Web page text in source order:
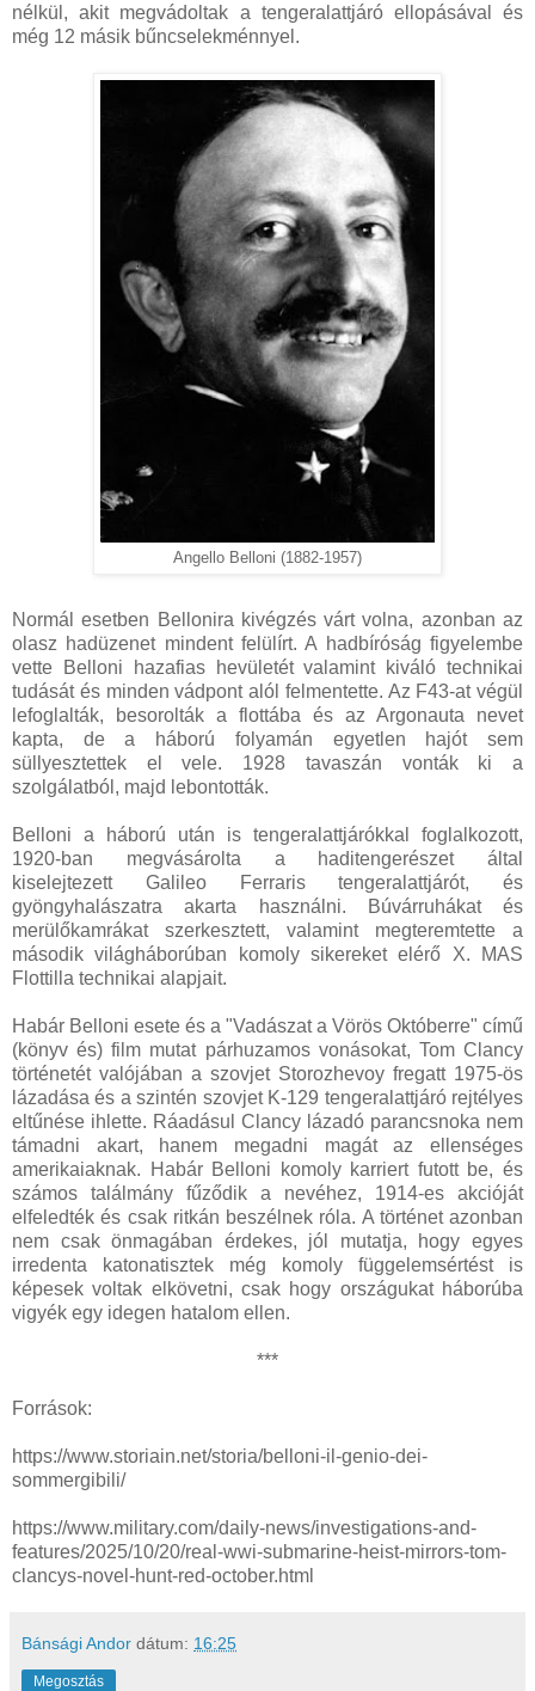
nélkül, akit megvádoltak a tengeralattjáró ellopásával és
még 12 másik bűncselekménnyel.
Angello Belloni (1882-1957)
Normál esetben Bellonira kivégzés várt volna, azonban az
olasz hadüzenet mindent felülírt. A hadbíróság figyelembe
vette Belloni hazafias hevületét valamint kiváló technikai
tudását és minden vádpont alól felmentette. Az F43-at végül
lefoglalták, besorolták a flottába és az Argonauta nevet
kapta, de a háború folyamán egyetlen hajót sem
süllyesztettek el vele. 1928 tavaszán vonták ki a
szolgálatból, majd lebontották.
Belloni a háború után is tengeralattjárókkal foglalkozott,
1920-ban megvásárolta a haditengerészet által
kiselejtezett Galileo Ferraris tengeralattjárót, és
gyöngyhalászatra akarta használni. Búvárruhákat és
merülőkamrákat szerkesztett, valamint megteremtette a
második világháborúban komoly sikereket elérő X. MAS
Flottilla technikai alapjait.
Habár Belloni esete és a "Vadászat a Vörös Októberre" című
(könyv és) film mutat párhuzamos vonásokat, Tom Clancy
történetét valójában a szovjet Storozhevoy fregatt 1975-ös
lázadása és a szintén szovjet K-129 tengeralattjáró rejtélyes
eltűnése ihlette. Ráadásul Clancy lázadó parancsnoka nem
támadni akart, hanem megadni magát az ellenséges
amerikaiaknak. Habár Belloni komoly karriert futott be, és
számos találmány fűződik a nevéhez, 1914-es akcióját
elfeledték és csak ritkán beszélnek róla. A történet azonban
nem csak önmagában érdekes, jól mutatja, hogy egyes
irredenta katonatisztek még komoly függelemsértést is
képesek voltak elkövetni, csak hogy országukat háborúba
vigyék egy idegen hatalom ellen.
***
Források:
https://www.storiain.net/storia/belloni-il-genio-dei-
sommergibili/
https://www.military.com/daily-news/investigations-and-
features/2025/10/20/real-wwi-submarine-heist-mirrors-tom-
clancys-novel-hunt-red-october.html
Bánsági Andor dátum: 16:25
Megosztás